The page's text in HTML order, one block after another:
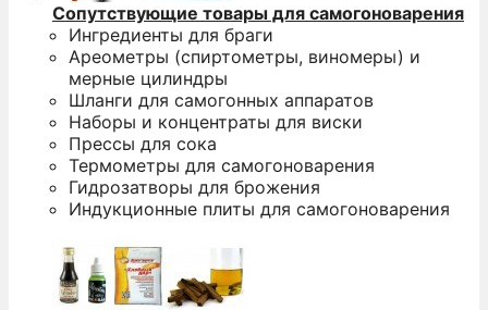
Сопутствующие товары для самогоноварения
Ингредиенты для браги
Ареометры (спиртометры, виномеры) и
мерные цилиндры
Шланги для самогонных аппаратов
Наборы и концентраты для виски
Прессы для сока
Термометры для самогоноварения
Гидрозатворы для брожения
Индукционные плиты для самогоноварения